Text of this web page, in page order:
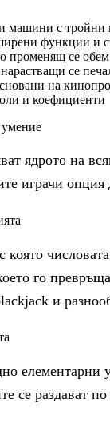
машини с тройни
функции и
променящ се
се
на
и коефициенти
ядрото на
играчи
която
го
и
се раздават